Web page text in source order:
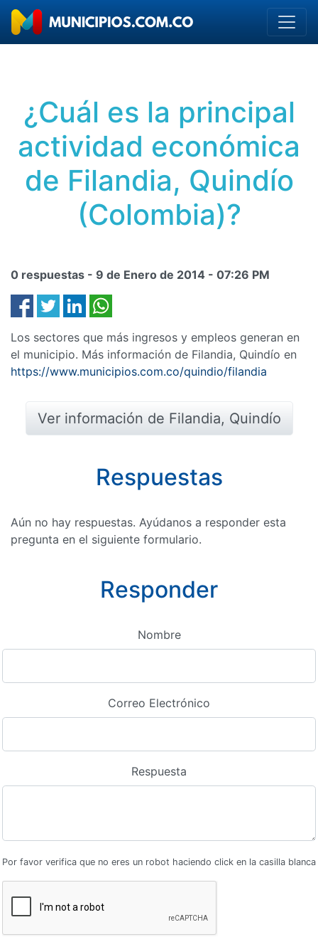
¿Cuál es la principal
actividad económica
de Filandia, Quindío
(Colombia)?
0 respuestas - 9 de Enero de 2014 - 07:26 PM
Los sectores que más ingresos y empleos generan en
el municipio. Más información de Filandia, Quindío en
https://www.municipios.com.co/quindio/filandia
Ver información de Filandia, Quindío
Respuestas
Aún no hay respuestas. Ayúdanos a responder esta
pregunta en el siguiente formulario.
Responder
Nombre
Correo Electrónico
Respuesta
Por favor verifica que no eres un robot haciendo click en la casilla blanca